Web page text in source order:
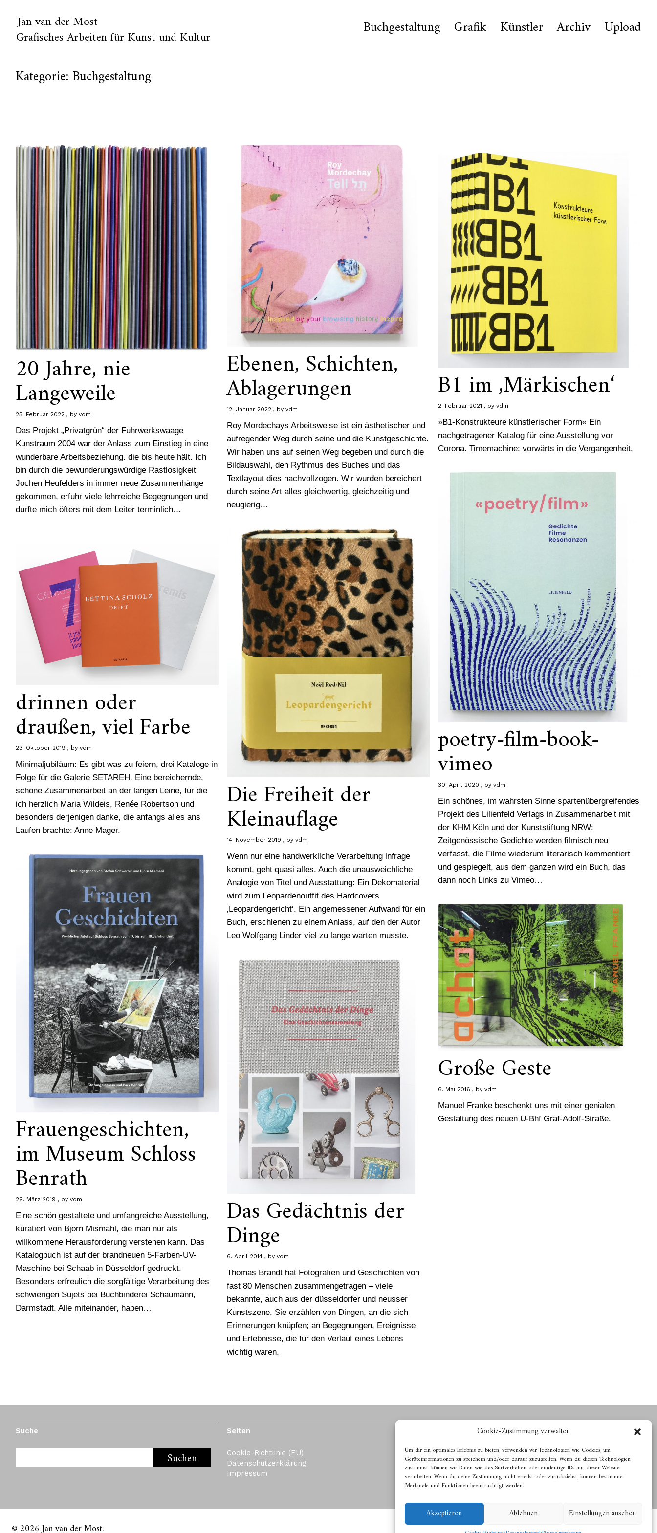
Cookie-Zustimmung verwalten
Um dir ein optimales Erlebnis zu bieten, verwenden wir Technologien wie Cookies, um
Geräteinformationen zu speichern und/oder darauf zuzugreifen. Wenn du diesen Technologien
zustimmst, können wir Daten wie das Surfverhalten oder eindeutige IDs auf dieser Website
verarbeiten. Wenn du deine Zustimmung nicht erteilst oder zurückziehst, können bestimmte
Merkmale und Funktionen beeinträchtigt werden.
Akzeptieren Ablehnen Einstellungen ansehen
Jan van der Most
Grafisches Arbeiten für Kunst und Kultur Buchgestaltung Grafik Künstler Archiv Upload
Kategorie: Buchgestaltung
20 Jahre, nie
Langeweile
25. Februar 2022 byvdm
Das Projekt „Privatgrün“ der Fuhrwerkswaage
Kunstraum 2004 war der Anlass zum Einstieg in eine
wunderbare Arbeitsbeziehung, die bis heute hält. Ich
bin durch die bewunderungswürdige Rastlosigkeit
Jochen Heufelders in immer neue Zusammenhänge
gekommen, erfuhr viele lehrreiche Begegnungen und
durfte mich öfters mit dem Leiter terminlich…
Ebenen, Schichten,
Ablagerungen
12. Januar 2022 byvdm
Roy Mordechays Arbeitsweise ist ein ästhetischer und
aufregender Weg durch seine und die Kunstgeschichte.
Wir haben uns auf seinen Weg begeben und durch die
Bildauswahl, den Rythmus des Buches und das
Textlayout dies nachvollzogen. Wir wurden bereichert
durch seine Art alles gleichwertig, gleichzeitig und
neugierig…
B1 im ‚Märkischen‘
2. Februar 2021 by vdm
»B1-Konstrukteure künstlerischer Form« Ein
nachgetragener Katalog für eine Ausstellung vor
Corona. Timemachine: vorwärts in die Vergangenheit.
poetry-film-book-
vimeo
30. April 2020 by vdm
Ein schönes, im wahrsten Sinne spartenübergreifendes
Projekt des Lilienfeld Verlags in Zusammenarbeit mit
der KHM Köln und der Kunststiftung NRW:
Zeitgenössische Gedichte werden filmisch neu
verfasst, die Filme wiederum literarisch kommentiert
und gespiegelt, aus dem ganzen wird ein Buch, das
dann noch Links zu Vimeo…
Die Freiheit der
Kleinauflage
14. November 2019 byvdm
Wenn nur eine handwerkliche Verarbeitung infrage
kommt, geht quasi alles. Auch die unausweichliche
Analogie von Titel und Ausstattung: Ein Dekomaterial
wird zum Leopardenoutfit des Hardcovers
‚Leopardengericht‘. Ein angemessener Aufwand für ein
Buch, erschienen zu einem Anlass, auf den der Autor
Leo Wolfgang Linder viel zu lange warten musste.
drinnen oder
draußen, viel Farbe
23. Oktober 2019 byvdm
Minimaljubiläum: Es gibt was zu feiern, drei Kataloge in
Folge für die Galerie SETAREH. Eine bereichernde,
schöne Zusammenarbeit an der langen Leine, für die
ich herzlich Maria Wildeis, Renée Robertson und
besonders derjenigen danke, die anfangs alles ans
Laufen brachte: Anne Mager.
Frauengeschichten,
im Museum Schloss
Benrath
29. März 2019 byvdm
Eine schön gestaltete und umfangreiche Ausstellung,
kuratiert von Björn Mismahl, die man nur als
willkommene Herausforderung verstehen kann. Das
Katalogbuch ist auf der brandneuen 5-Farben-UV-
Maschine bei Schaab in Düsseldorf gedruckt.
Besonders erfreulich die sorgfältige Verarbeitung des
schwierigen Sujets bei Buchbinderei Schaumann,
Darmstadt. Alle miteinander, haben…
Große Geste
6. Mai 2016 by vdm
Manuel Franke beschenkt uns mit einer genialen
Gestaltung des neuen U-Bhf Graf-Adolf-Straße.
Das Gedächtnis der
Dinge
6. April 2014 byvdm
Thomas Brandt hat Fotografien und Geschichten von
fast 80 Menschen zusammengetragen – viele
bekannte, auch aus der düsseldorfer und neusser
Kunstszene. Sie erzählen von Dingen, an die sich
Erinnerungen knüpfen; an Begegnungen, Ereignisse
und Erlebnisse, die für den Verlauf eines Lebens
wichtig waren.
Suche Seiten
Cookie-Richtlinie (EU)
Datenschutzerklärung
Impressum
Grafisches Arbeiten für Kunst und Kultur
Jan van der Most
Arnheimer Straße 106, 40489 Düsseldorf
+49 211 940206
vdm@janvandermost.de
© 2026Jan van der Most